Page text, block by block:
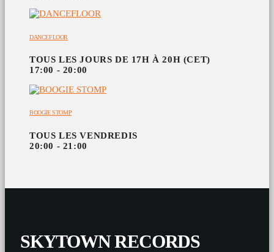
DANCEFLOOR
TOUS LES JOURS DE 17H À 20H (CET)
17:00 - 20:00
BOOGIE STOMP
TOUS LES VENDREDIS
20:00 - 21:00
SKYTOWN RECORDS